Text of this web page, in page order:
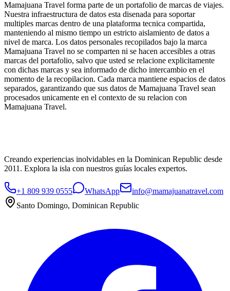
Mamajuana Travel forma parte de un portafolio de marcas de viajes.
Nuestra infraestructura de datos esta disenada para soportar
multiples marcas dentro de una plataforma tecnica compartida,
manteniendo al mismo tiempo un estricto aislamiento de datos a
nivel de marca. Los datos personales recopilados bajo la marca
Mamajuana Travel no se comparten ni se hacen accesibles a otras
marcas del portafolio, salvo que usted se relacione explicitamente
con dichas marcas y sea informado de dicho intercambio en el
momento de la recopilacion. Cada marca mantiene espacios de datos
separados, garantizando que sus datos de Mamajuana Travel sean
procesados unicamente en el contexto de su relacion con
Mamajuana Travel.
Creando experiencias inolvidables en la Dominican Republic desde
2011. Explora la isla con nuestros guías locales expertos.
+1 809 939 0555 WhatsApp
info@mamajuanatravel.com
Santo Domingo, Dominican Republic